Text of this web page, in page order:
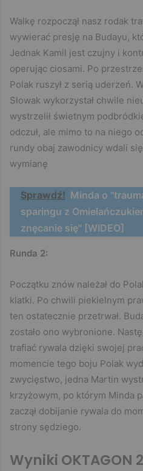
Walkę rozpoczął nasz rodak
wywierać presję na Budayu,
Jednak Kamil jest czujny i
operując ciosami. Po
Polak ruszył z serią uderzeń.
Słowak wykorzystał chwile
wystrzelił świetnym
odczuł, ale mimo to na niego
rundy obaj zawodnicy wdali
wymianę
Sprawdź! Minda o
sparingu z
znęcanie się" [WIDEO]
Runda 2:
Początku znów należał do
klatki. Po chwili piekielnym
ten ostatecznie przetrwał.
zostało ono wybronione.
trafiać rywala dzięki swojej
momencie tego boju Polak
zwycięstwo, jedna Martin
krzyżowym, po którym Minda
zaczął dobijanie rywala do
strony sędziego.
Wyniki OKTAGON